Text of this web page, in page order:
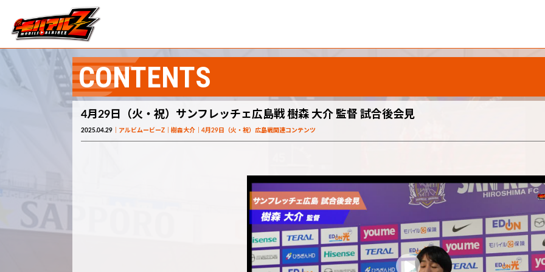
CONTENTS
4月29日（火・祝）サンフレッチェ広島戦 樹森 大介 監督 試合後会見
2025.04.29 アルビムービーZ 樹森大介 4月29日（火・祝）広島戦関連コンテンツ